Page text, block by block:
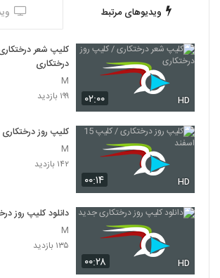
ویدیوهای مرتبط
۰۲:۰۰ HD
کلیپ شعر
درختکاری
M
۱۹۹ بازدید
۰۰:۱۴ HD
کلیپ روز درختکاری /
M
۱۴۲ بازدید
۰۰:۲۸ HD
دانلود کلیپ روز
M
۱۳۵ بازدید